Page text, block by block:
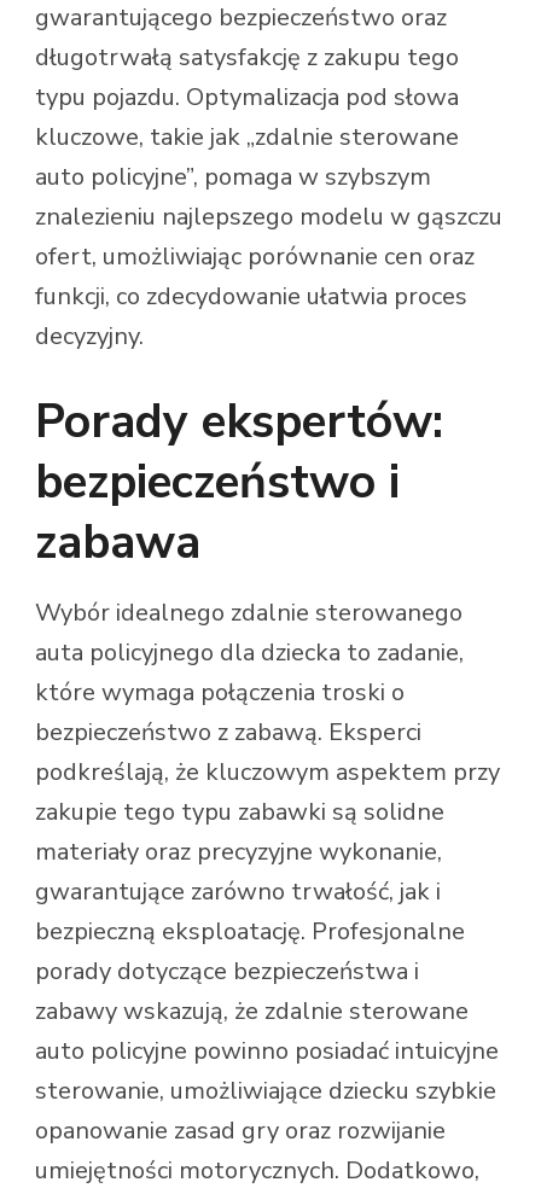
gwarantującego bezpieczeństwo oraz
długotrwałą satysfakcję z zakupu tego
typu pojazdu. Optymalizacja pod słowa
kluczowe, takie jak „zdalnie sterowane
auto policyjne”, pomaga w szybszym
znalezieniu najlepszego modelu w gąszczu
ofert, umożliwiając porównanie cen oraz
funkcji, co zdecydowanie ułatwia proces
decyzyjny.
Porady ekspertów:
bezpieczeństwo i
zabawa
Wybór idealnego zdalnie sterowanego
auta policyjnego dla dziecka to zadanie,
które wymaga połączenia troski o
bezpieczeństwo z zabawą. Eksperci
podkreślają, że kluczowym aspektem przy
zakupie tego typu zabawki są solidne
materiały oraz precyzyjne wykonanie,
gwarantujące zarówno trwałość, jak i
bezpieczną eksploatację. Profesjonalne
porady dotyczące bezpieczeństwa i
zabawy wskazują, że zdalnie sterowane
auto policyjne powinno posiadać intuicyjne
sterowanie, umożliwiające dziecku szybkie
opanowanie zasad gry oraz rozwijanie
umiejętności motorycznych. Dodatkowo,